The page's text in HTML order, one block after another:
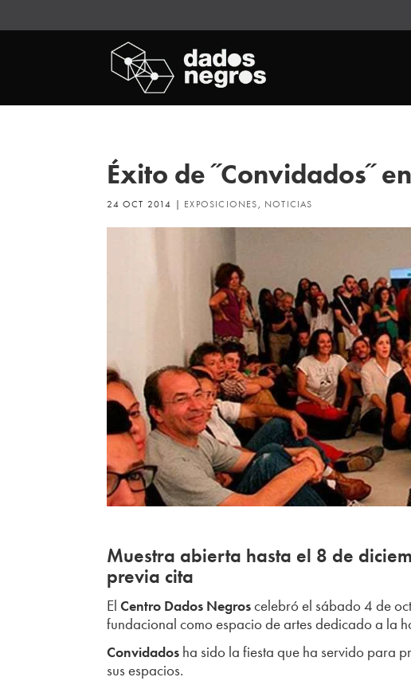
Éxito de ˝Convidados˝
24 OCT 2014 | EXPOSICIONES, NOTICIAS
Muestra abierta hasta el 8 de
previa cita
ElCentro Dados Negroscelebró el sábado 4 de
fundacional como espacio de artes dedicado a la
Convidados ha sido la fiesta que ha servido para
sus espacios.